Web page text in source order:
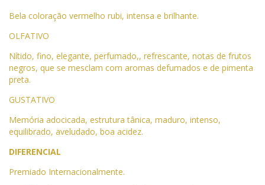
Bela coloração vermelho rubi, intensa e brilhante.
OLFATIVO
Nítido, fino, elegante, perfumado,, refrescante, notas de frutos
negros, que se mesclam com aromas defumados e de pimenta
preta.
GUSTATIVO
Memória adocicada, estrutura tânica, maduro, intenso,
equilibrado, aveludado, boa acidez.
DIFERENCIAL
Premiado Internacionalmente.